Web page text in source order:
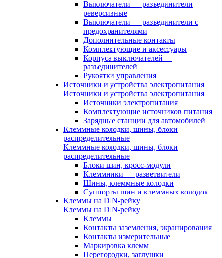
Выключатели — разъединители
реверсивные
Выключатели — разъединители с
предохранителями
Дополнительные контакты
Комплектующие и аксессуары
Корпуса выключателей —
разъединителей
Рукоятки управления
Источники и устройства электропитания
Источники и устройства электропитания
Источники электропитания
Комплектующие источников питания
Зарядные станции для автомобилей
Клеммные колодки, шины, блоки
распределительные
Клеммные колодки, шины, блоки
распределительные
Блоки шин, кросс-модули
Клеммники — разветвители
Шины, клеммные колодки
Суппорты шин и клеммных колодок
Клеммы на DIN-рейку
Клеммы на DIN-рейку
Клеммы
Контакты заземления, экранирования
Контакты измерительные
Маркировка клемм
Перегородки, заглушки